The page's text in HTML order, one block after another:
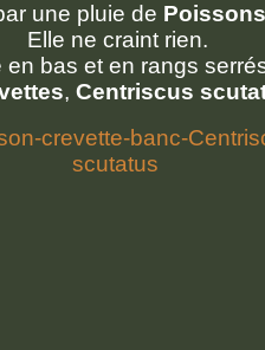
une pluie de
Elle ne craint rien.
en bas et en rangs
, Centriscus